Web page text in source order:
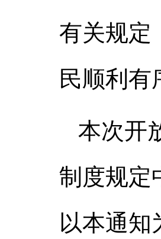
有关规定
民顺利有
本次开
制度规定
以本通知